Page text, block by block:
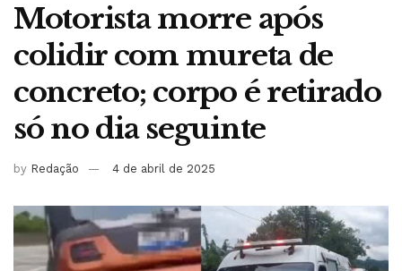
Motorista morre após
colidir com mureta de
concreto; corpo é retirado
só no dia seguinte
by Redação 4 de abril de 2025